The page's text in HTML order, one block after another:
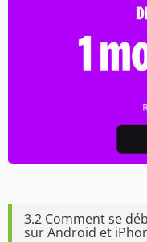
3.2 Comment se
sur Android et